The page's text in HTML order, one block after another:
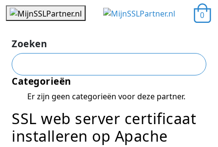
0
Zoeken
Categorieën
Er zijn geen categorieën voor deze partner.
SSL web server certificaat
installeren op Apache